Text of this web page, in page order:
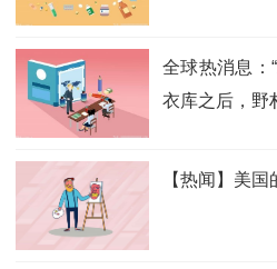
全球热消息：
衣库之后，野
【热闻】美